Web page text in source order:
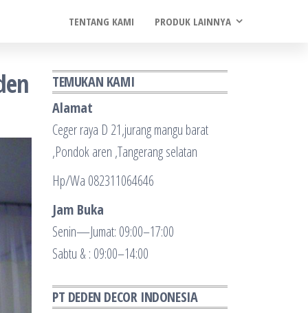
TENTANG KAMI PRODUK LAINNYA
TEMUKAN KAMI
Alamat
Ceger raya D 21,jurang mangu barat
,Pondok aren ,Tangerang selatan
Hp/Wa 082311064646
Jam Buka
Senin—Jumat: 09:00–17:00
Sabtu & : 09:00–14:00
PT DEDEN DECOR INDONESIA